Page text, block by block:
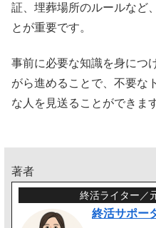
証、埋葬場所のルールなど
とが重要です。
事前に必要な知識を身につ
がら進めることで、不要な
な人を見送ることができます
著者
終活ライター／
終活サポー